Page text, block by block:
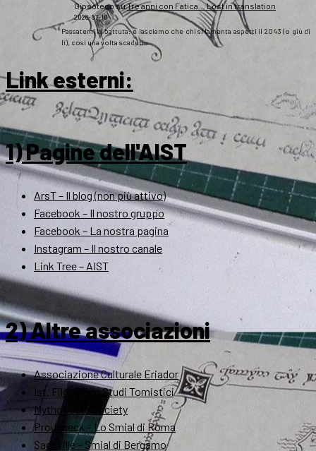
GipsotecosuTre anni con Fatica… Lost in translation
2026-07-10
Passatemi la battuta: e lasciamo che chi si lamenta aspetti il 2043 (o giù di
lì), così una volta scaduti…
Link esterni:
1) Pagine dell'AIST
ArsT – Il blog (non più attivo)
Facebook – Il nostro gruppo
Facebook – La nostra pagina
Instagram – Il nostro canale
Link Tree – AIST
2) Altre associazioni
Associazione Culturale Eriador
Ist. Filosofico Studi Tomistici
Mythopoeic Society
Proudneck – Lo Smial di Roma
Sackville – Smial di Bergamo